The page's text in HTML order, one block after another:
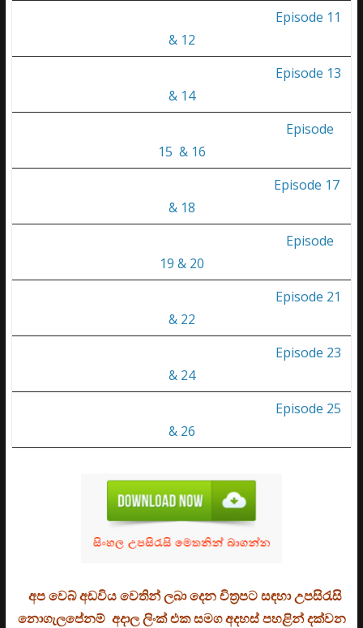
Episode 11
& 12
Episode 13
& 14
Episode
15 & 16
Episode 17
& 18
Episode
19 & 20
Episode 21
& 22
Episode 23
& 24
Episode 25
& 26
අප වෙබ් අඩවිය වෙතින් ලබා දෙන චිත්‍රපට සඳහා උපසිරැසි
නොගැලපේනම් අදාල ලිංක් එක සමග අදහස් පහළින් දක්වන